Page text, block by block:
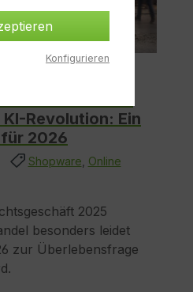
"Made in
Revolution: Ein
2026
Shopware Online
2025
besonders leidet
zur Überlebensfrage
Konfigurieren